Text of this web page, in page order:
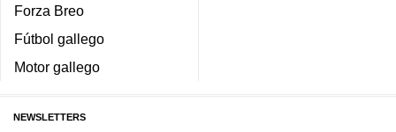
Forza Breo
Fútbol gallego
Motor gallego
NEWSLETTERS